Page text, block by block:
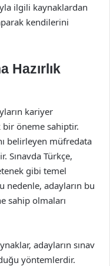
ilgili kaynaklardan
kendilerini
Hazırlık
kariyer
öneme sahiptir.
belirleyen müfredata
Sınavda Türkçe,
gibi temel
nedenle, adayların bu
sahip olmaları
adayların sınav
yöntemlerdir.